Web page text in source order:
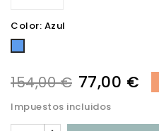
Color: Azul
Azul
154,00 € 77,00 €
Impuestos incluidos